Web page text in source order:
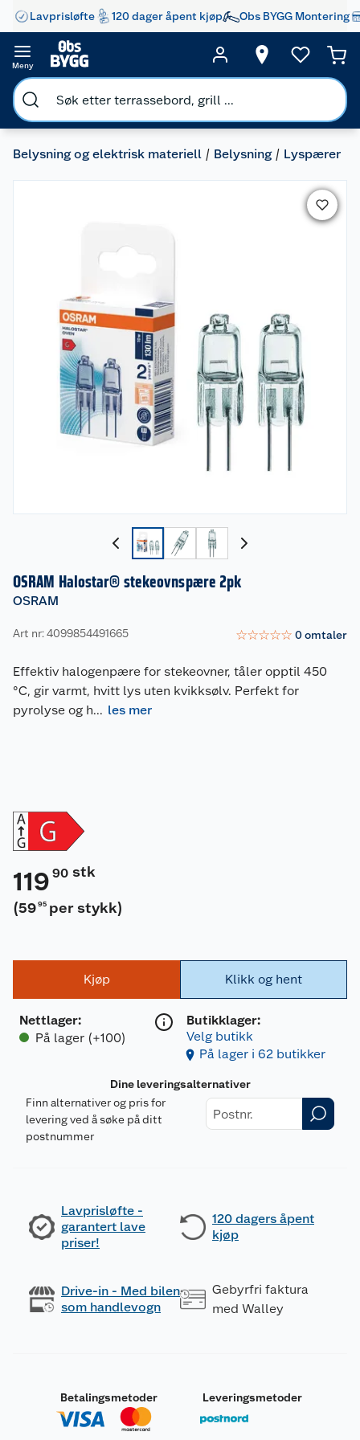
Lavprisløfte 120 dager åpent kjøp Obs BYGG Montering
Meny
Belysning og elektrisk materiell Belysning Lyspærer
OSRAM Halostar® stekeovnspære 2pk
OSRAM
Art nr: 4099854491665 ☆☆☆☆☆ 0omtaler
Effektiv halogenpære for stekeovner, tåler opptil 450
°C, gir varmt, hvitt lys uten kvikksølv. Perfekt for
pyrolyse og h... les mer
119 90 stk
(59 95 per stykk)
Kjøp
Nettlager:
På lager (+100)
Klikk og hent
Butikklager:
Velg butikk
På lager i 62 butikker
Dine leveringsalternativer
Finn alternativer og pris for
levering ved å søke på ditt
postnummer
Lavprisløfte -
garantert lave
priser!
120 dagers åpent
kjøp
Drive-in - Med bilen
som handlevogn
Gebyrfri faktura
med Walley
Betalingsmetoder Leveringsmetoder